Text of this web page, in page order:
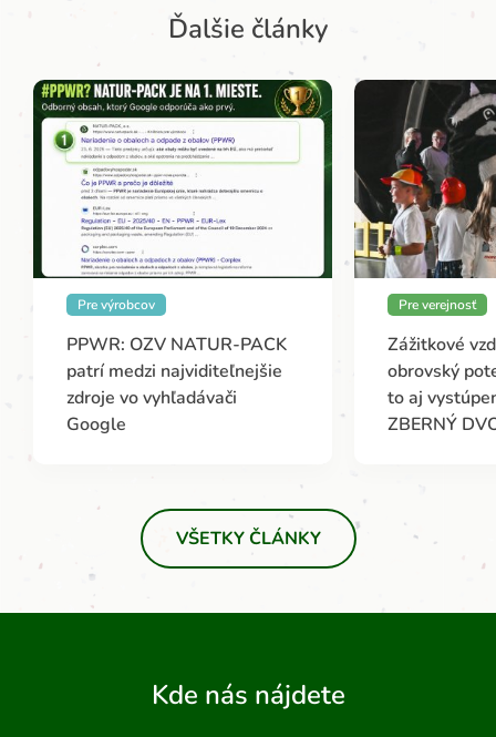
Ďalšie články
Pre výrobcov
PPWR: OZV NATUR-PACK
patrí medzi najviditeľnejšie
zdroje vo vyhľadávači
Google
Pre verejnosť
Zážitkové
obrovský
to aj
ZBERNÝ
VŠETKY ČLÁNKY
Kde nás nájdete